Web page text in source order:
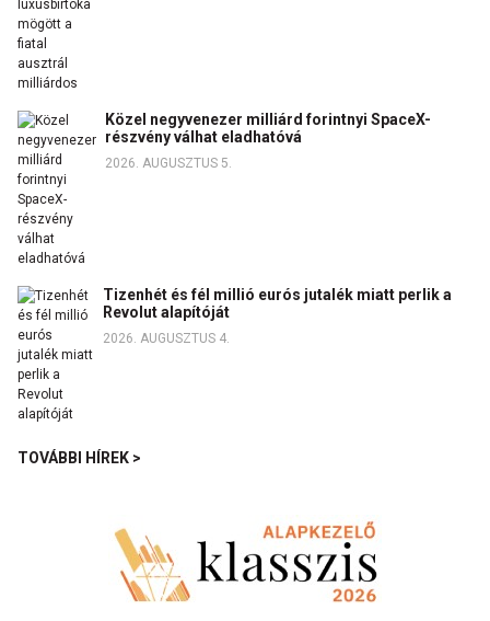
Közel negyvenezer milliárd forintnyi SpaceX-
részvény válhat eladhatóvá
2026. AUGUSZTUS 5.
Tizenhét és fél millió eurós jutalék miatt perlik a
Revolut alapítóját
2026. AUGUSZTUS 4.
TOVÁBBI HÍREK >